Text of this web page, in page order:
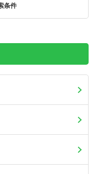
条件